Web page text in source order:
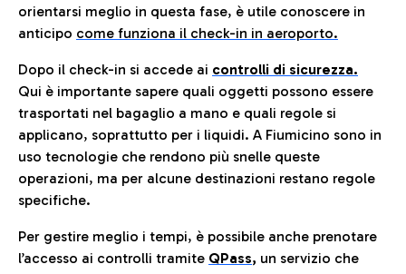
orientarsi meglio in questa fase, è utile conoscere in
anticipo come funziona il check-in in aeroporto.
Dopo il check-in si accede ai controlli di sicurezza.
Qui è importante sapere quali oggetti possono essere
trasportati nel bagaglio a mano e quali regole si
applicano, soprattutto per i liquidi. A Fiumicino sono in
uso tecnologie che rendono più snelle queste
operazioni, ma per alcune destinazioni restano regole
specifiche.
Per gestire meglio i tempi, è possibile anche prenotare
l’accesso ai controlli tramite QPass, un servizio che